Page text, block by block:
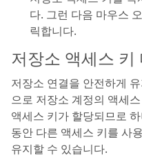
다. 그런 다음 마우스
릭합니다.
저장소 액세스 키
저장소 연결을 안전하게
으로 저장소 계정의 액세
액세스 키가 할당되므로
동안 다른 액세스 키를 사
유지할 수 있습니다.